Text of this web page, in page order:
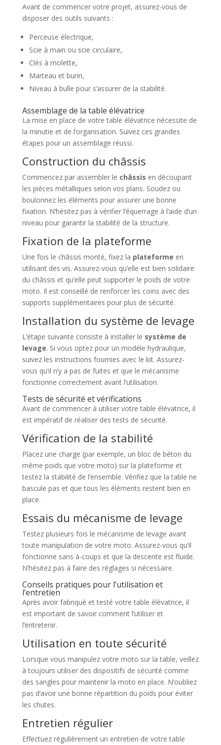
Avant de commencer votre projet, assurez-vous de
disposer des outils suivants :
Perceuse électrique,
Scie à main ou scie circulaire,
Clés à molette,
Marteau et burin,
Niveau à bulle pour s’assurer de la stabilité.
Assemblage de la table élévatrice
La mise en place de votre table élévatrice nécessite de
la minutie et de l’organisation. Suivez ces grandes
étapes pour un assemblage réussi.
Construction du châssis
Commencez par assembler le châssis en découpant
les pièces métalliques selon vos plans. Soudez ou
boulonnez les éléments pour assurer une bonne
fixation. N’hésitez pas à vérifier l’équerrage à l’aide d’un
niveau pour garantir la stabilité de la structure.
Fixation de la plateforme
Une fois le châssis monté, fixez la plateforme en
utilisant des vis. Assurez-vous qu’elle est bien solidaire
du châssis et qu’elle peut supporter le poids de votre
moto. Il est conseillé de renforcer les coins avec des
supports supplémentaires pour plus de sécurité.
Installation du système de levage
L’étape suivante consiste à installer le système de
levage. Si vous optez pour un modèle hydraulique,
suivez les instructions fournies avec le kit. Assurez-
vous qu’il n’y a pas de fuites et que le mécanisme
fonctionne correctement avant l’utilisation.
Tests de sécurité et vérifications
Avant de commencer à utiliser votre table élévatrice, il
est impératif de réaliser des tests de sécurité.
Vérification de la stabilité
Placez une charge (par exemple, un bloc de béton du
même poids que votre moto) sur la plateforme et
testez la stabilité de l’ensemble. Vérifiez que la table ne
bascule pas et que tous les éléments restent bien en
place.
Essais du mécanisme de levage
Testez plusieurs fois le mécanisme de levage avant
toute manipulation de votre moto. Assurez-vous qu’il
fonctionne sans à-coups et que la descente est fluide.
N’hésitez pas à faire des réglages si nécessaire.
Conseils pratiques pour l’utilisation et
l’entretien
Après avoir fabriqué et testé votre table élévatrice, il
est important de savoir comment l’utiliser et
l’entretenir.
Utilisation en toute sécurité
Lorsque vous manipulez votre moto sur la table, veillez
à toujours utiliser des dispositifs de sécurité comme
des sangles pour maintenir la moto en place. N’oubliez
pas d’avoir une bonne répartition du poids pour éviter
les chutes.
Entretien régulier
Effectuez régulièrement un entretien de votre table